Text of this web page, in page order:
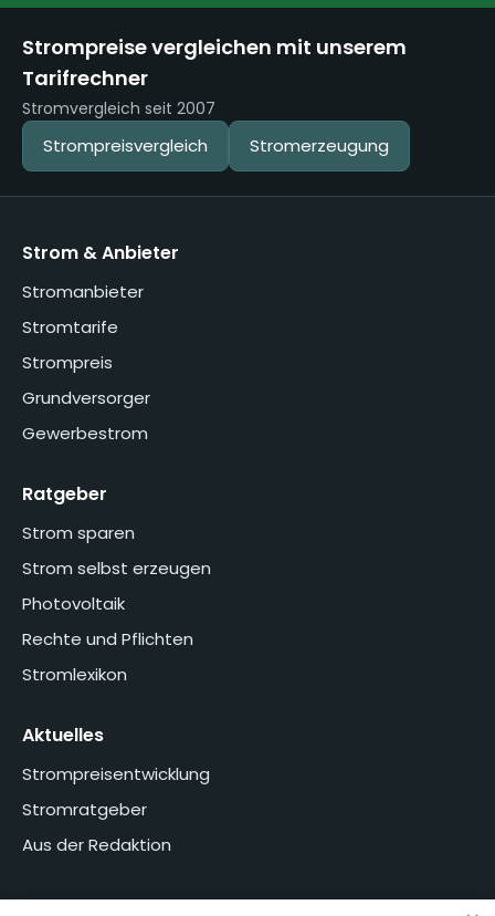
Strompreise vergleichen mit unserem
Tarifrechner
Stromvergleich seit 2007
Strompreisvergleich Stromerzeugung
Strom & Anbieter
Stromanbieter
Stromtarife
Strompreis
Grundversorger
Gewerbestrom
Ratgeber
Strom sparen
Strom selbst erzeugen
Photovoltaik
Rechte und Pflichten
Stromlexikon
Aktuelles
Strompreisentwicklung
Stromratgeber
Aus der Redaktion